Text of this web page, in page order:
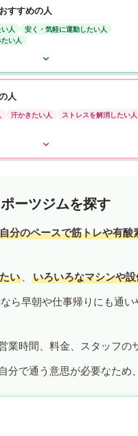
すすめの人
人
安く・気軽に運動したい人
い人
人
汗かきたい人 ストレスを解消したい人
ーツジムを探す
自分のペースで筋トレや有酸
い 、 いろいろなマシンや
ら早朝や仕事帰りにも通
業時間、料金、スタッフの
分で通う意思が必要なため